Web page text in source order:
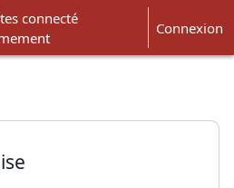
de recherche
connecté
Connexion